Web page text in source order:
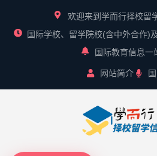
欢迎来到学而行择校留
国际学校、留学院校(含中外合作)
国际教育信息一
网站简介